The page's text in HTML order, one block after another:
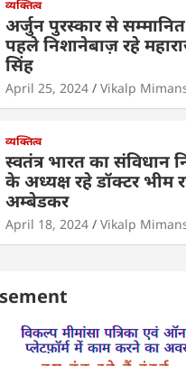
व्यक्तित्व
अर्जुन पुरस्कार से
पहले निशानेबाज़ रहे
सिंह
April 25, 2024 Vikalp
व्यक्तित्व
स्वतंत्र भारत का संविधान
के अध्यक्ष रहे डॉक्टर भीम
अम्बेडकर
April 18, 2024 Vikalp